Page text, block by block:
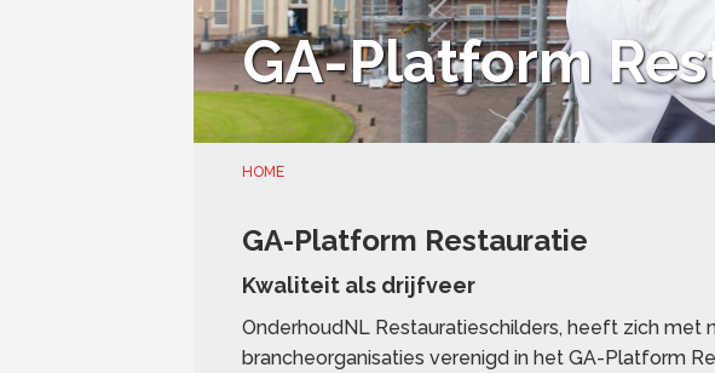
GA-Platform
HOME
GA-Platform Restauratie
Kwaliteit als drijfveer
OnderhoudNL Restauratieschilders, heeft zich met
brancheorganisaties verenigd in het GA-Platform